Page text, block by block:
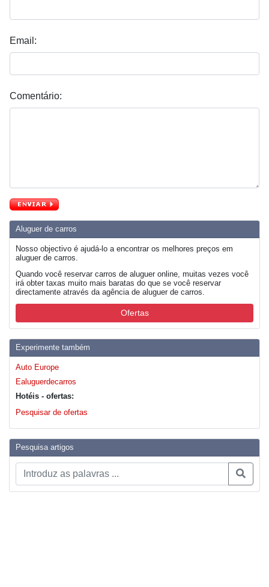
Aluguer de carros
Nosso objectivo é ajudá-lo a encontrar os melhores preços em
aluguer de carros.
Quando você reservar carros de aluguer online, muitas vezes você
irá obter taxas muito mais baratas do que se você reservar
directamente através da agência de aluguer de carros.
Ofertas
Experimente também
Auto Europe
Ealuguerdecarros
Hotéis - ofertas:
Pesquisar de ofertas
Pesquisa artigos
Email:
Comentário: